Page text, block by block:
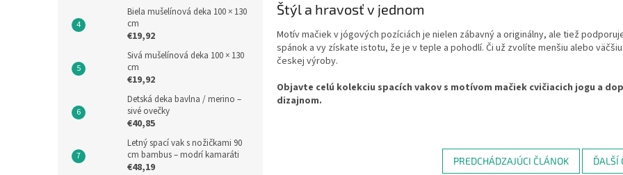
Biela mušelínová deka 100 × 130
cm
€19,92
Sivá mušelínová deka 100 × 130
cm
€19,92
Detská deka bavlna / merino –
sivé ovečky
€40,85
Letný spací vak s nožičkami 90
cm bambus – modrí kamaráti
€48,19
Štýl a hravosť v jednom
Motív mačiek v jógových pozíciách je nielen zábavný a originálny, ale tiež
spánok a vy získate istotu, že je v teple a pohodlí. Či už zvolíte menšiu alebo
českej výroby.
Objavte celú kolekciu spacích vakov s motívom mačiek cvičiacich jogu a
dizajnom.
PREDCHÁDZAJÚCI ČLÁNOK ĎALŠÍ